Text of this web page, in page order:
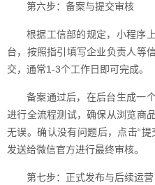
第六步：备案与提交审核
根据工信部的规定，小程序
台，按照指引填写企业负责人等
交，通常1-3个工作日即可完成。
备案通过后，在后台生成一
进行全流程测试，确保从浏览商
无误。确认没有问题后，点击“
发送给微信官方进行最终审核。
第七步：正式发布与后续运营